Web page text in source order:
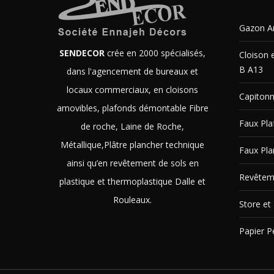
SENDECOR crée en 2000 spécialisés,
dans l'agencement de bureaux et
locaux commerciaux, en cloisons
amovibles, plafonds démontable Fibre
de roche, Laine de Roche,
Métallique,Plâtre plancher technique
ainsi qu’en revêtement de sols en
plastique et thermoplastique Dalle et
Rouleaux.
Gazon
Cloison
B A13
Faux
Faux
Store et
Papier